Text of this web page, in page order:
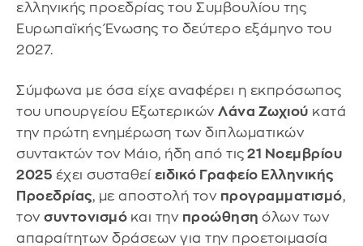
ελληνικής προεδρίας του Συμβουλίου της
Ευρωπαϊκής Ένωσης το δεύτερο εξάμηνο του
2027.
Σύμφωνα με όσα είχε αναφέρει η εκπρόσωπος
του υπουργείου Εξωτερικών Λάνα Ζωχιού κατά
την πρώτη ενημέρωση των διπλωματικών
συντακτών τον Μάιο, ήδη από τις 21 Νοεμβρίου
2025 έχει συσταθεί ειδικό Γραφείο Ελληνικής
Προεδρίας, με αποστολή τον προγραμματισμό,
τον συντονισμό και την προώθηση όλων των
απαραίτητων δράσεων για την προετοιμασία